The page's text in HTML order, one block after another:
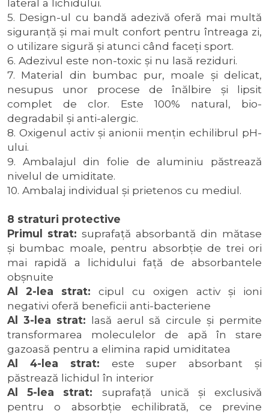
lateral a lichidului.
5. Design-ul cu bandă adezivă oferă mai multă
siguranţă şi mai mult confort pentru întreaga zi,
o utilizare sigură şi atunci când faceţi sport.
6. Adezivul este non-toxic şi nu lasă reziduri.
7. Material din bumbac pur, moale şi delicat,
nesupus unor procese de înălbire şi lipsit
complet de clor. Este 100% natural, bio-
degradabil şi anti-alergic.
8. Oxigenul activ şi anionii menţin echilibrul pH-
ului.
9. Ambalajul din folie de aluminiu păstrează
nivelul de umiditate.
10. Ambalaj individual şi prietenos cu mediul.
8 straturi protective
Primul strat: suprafaţă absorbantă din mătase
şi bumbac moale, pentru absorbţie de trei ori
mai rapidă a lichidului faţă de absorbantele
obşnuite
Al 2-lea strat: cipul cu oxigen activ şi ioni
negativi oferă beneficii anti-bacteriene
Al 3-lea strat: lasă aerul să circule şi permite
transformarea moleculelor de apă în stare
gazoasă pentru a elimina rapid umiditatea
Al 4-lea strat: este super absorbant şi
păstrează lichidul în interior
Al 5-lea strat: suprafaţă unică şi exclusivă
pentru o absorbţie echilibrată, ce previne